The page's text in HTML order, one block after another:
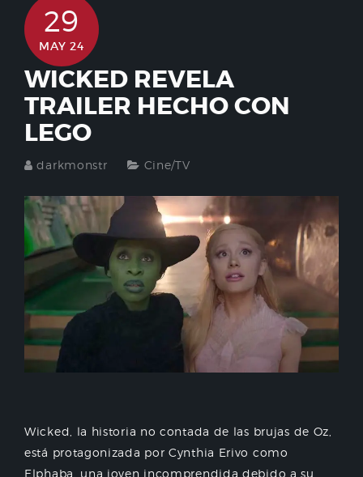
29
MAY 24
WICKED REVELA
TRAILER HECHO CON
LEGO
darkmonstr Cine/TV
Wicked, la historia no contada de las brujas de Oz,
está protagonizada por Cynthia Erivo como
Elphaba, una joven incomprendida debido a su